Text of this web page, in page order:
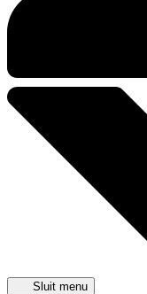
Sluit menu